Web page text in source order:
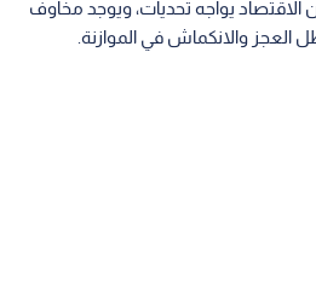
الاقتصاد يواجه تحديات، ويوجد مخاوف
العجز والانكماش في الموازنة.